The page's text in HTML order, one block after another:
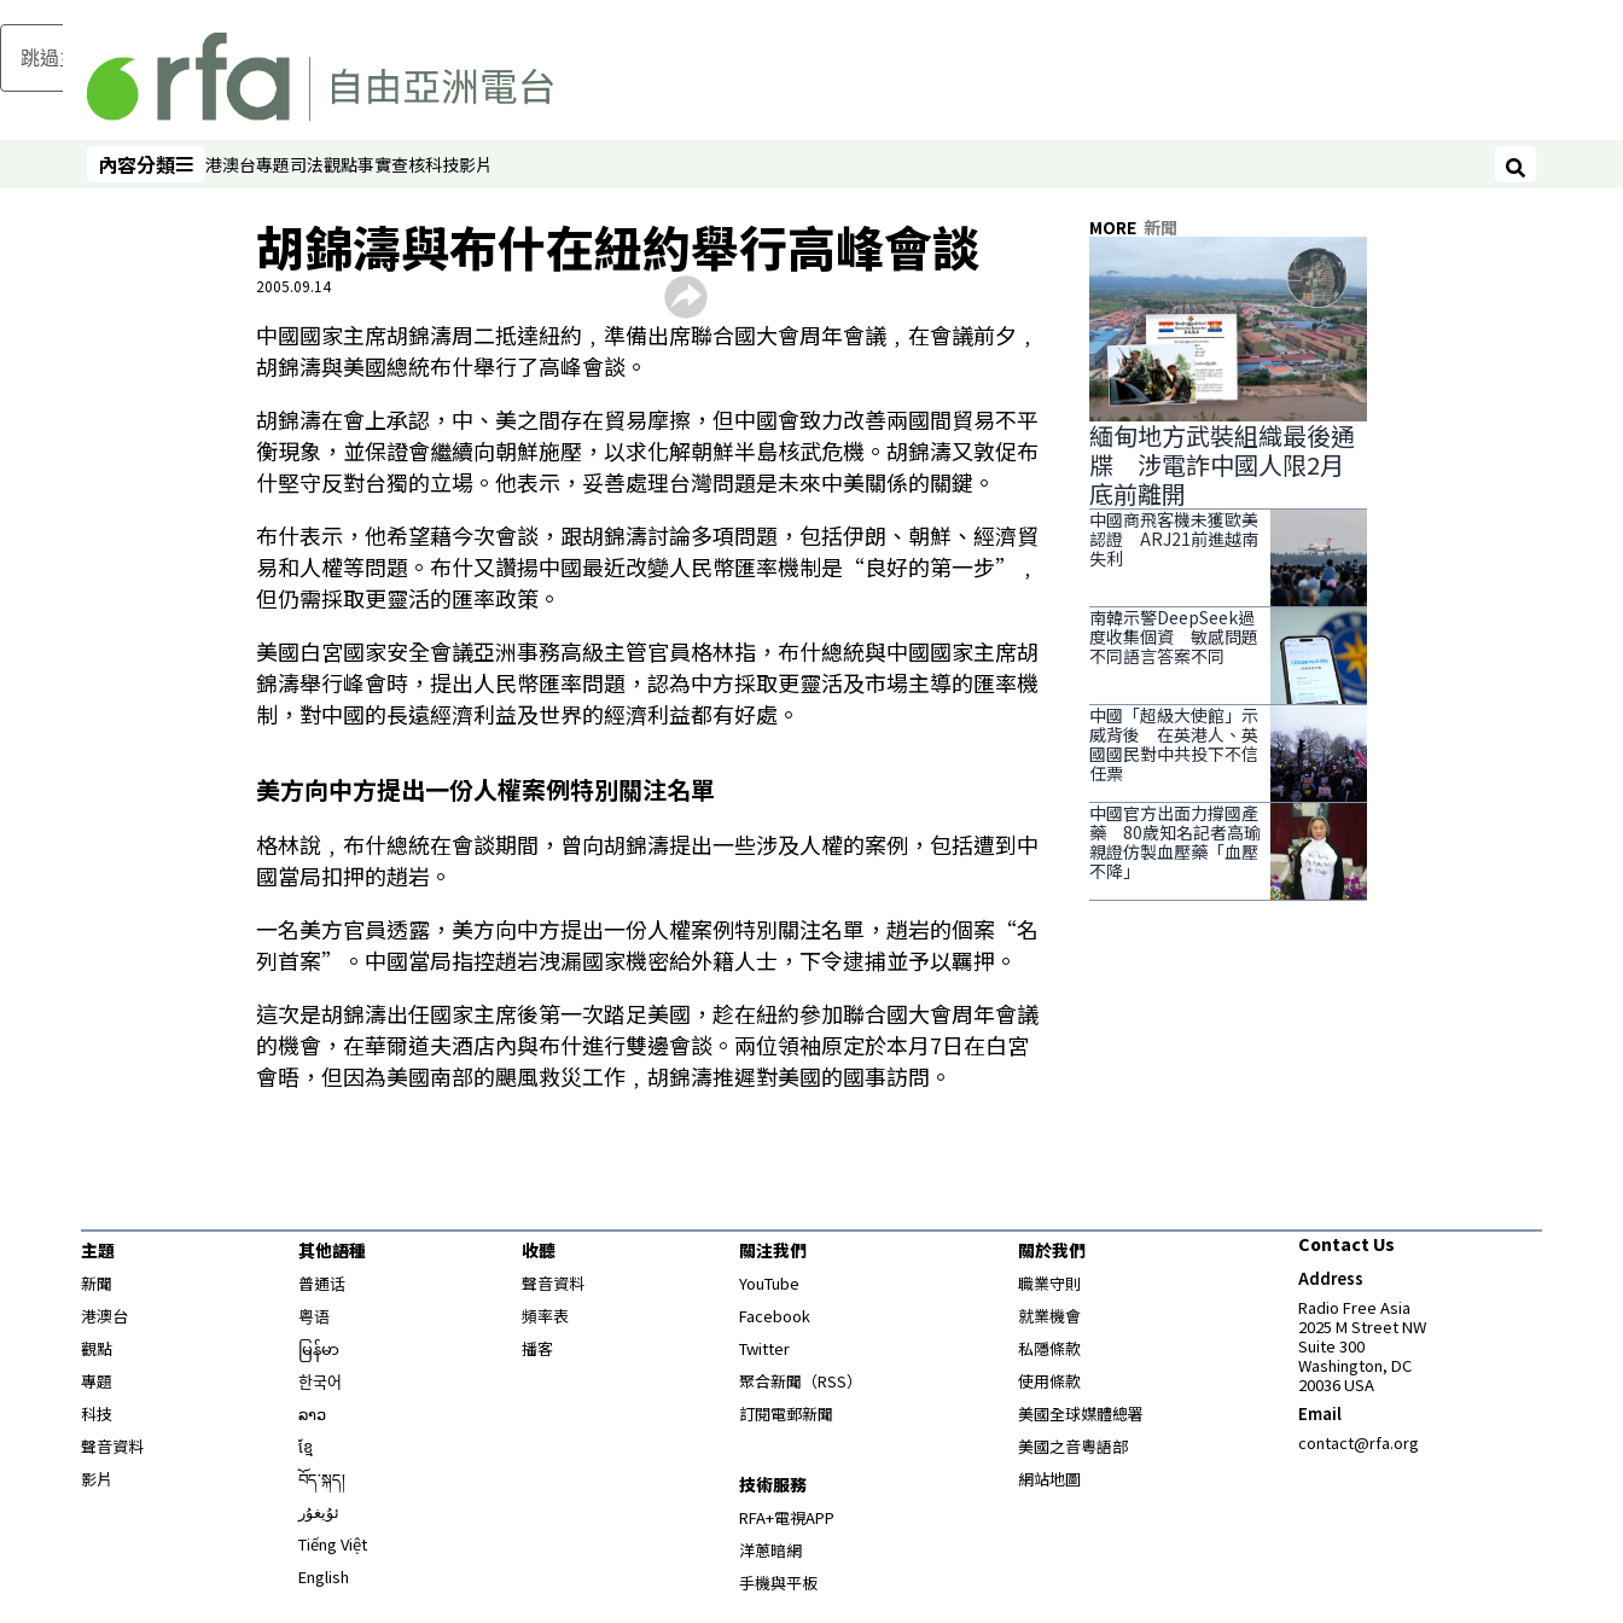
跳過主要內容
內容分類
內容分類 港澳台專題司法觀點事實查核科技影片 搜尋
香港人自由講
關於我們
聯絡我們
聲音資料
聽眾報料
胡錦濤與布什在紐約舉行高峰會談
2005.09.14
中國國家主席胡錦濤周二抵達紐約﹐準備出席聯合國大會周年會議﹐在會議前夕﹐
胡錦濤與美國總統布什舉行了高峰會談。
胡錦濤在會上承認，中、美之間存在貿易摩擦，但中國會致力改善兩國間貿易不平
衡現象，並保證會繼續向朝鮮施壓，以求化解朝鮮半島核武危機。胡錦濤又敦促布
什堅守反對台獨的立場。他表示，妥善處理台灣問題是未來中美關係的關鍵。
布什表示，他希望藉今次會談，跟胡錦濤討論多項問題，包括伊朗、朝鮮、經濟貿
易和人權等問題。布什又讚揚中國最近改變人民幣匯率機制是“良好的第一步”﹐
但仍需採取更靈活的匯率政策。
美國白宮國家安全會議亞洲事務高級主管官員格林指，布什總統與中國國家主席胡
錦濤舉行峰會時，提出人民幣匯率問題，認為中方採取更靈活及市場主導的匯率機
制，對中國的長遠經濟利益及世界的經濟利益都有好處。
美方向中方提出一份人權案例特別關注名單
格林說﹐布什總統在會談期間，曾向胡錦濤提出一些涉及人權的案例，包括遭到中
國當局扣押的趙岩。
一名美方官員透露，美方向中方提出一份人權案例特別關注名單，趙岩的個案“名
列首案”。中國當局指控趙岩洩漏國家機密給外籍人士，下令逮捕並予以羈押。
這次是胡錦濤出任國家主席後第一次踏足美國，趁在紐約參加聯合國大會周年會議
的機會，在華爾道夫酒店內與布什進行雙邊會談。兩位領袖原定於本月7日在白宮
會晤，但因為美國南部的颶風救災工作﹐胡錦濤推遲對美國的國事訪問。
MORE 新聞
緬甸地方武裝組織最後通
牒 涉電詐中國人限2月
底前離開
中國商飛客機未獲歐美
認證 ARJ21前進越南
失利
南韓示警DeepSeek過
度收集個資 敏感問題
不同語言答案不同
中國「超級大使館」示
威背後 在英港人、英
國國民對中共投下不信
任票
中國官方出面力撐國產
藥 80歲知名記者高瑜
親證仿製血壓藥「血壓
不降」
主題
新聞
港澳台
觀點
專題
科技
聲音資料
影片
其他語種
普通话
粤语
မြန်မာ
한국어
ລາວ
ខ្មែ
བོད་སྐད།
ئۇيغۇر
Tiếng Việt
English
收聽
聲音資料
頻率表
播客
關注我們
YouTube
Facebook
Twitter
聚合新聞（RSS）
訂閱電郵新聞
技術服務
RFA+電視APP
洋蔥暗網
手機與平板
關於我們
職業守則
就業機會
私隱條款
使用條款
美國全球媒體總署 Opens in new window
美國之音粵語部Opens in new window
網站地圖Opens in new window
Contact Us
Address
Radio Free Asia
2025 M Street NW
Suite 300
Washington, DC
20036 USA
Email
contact@rfa.org